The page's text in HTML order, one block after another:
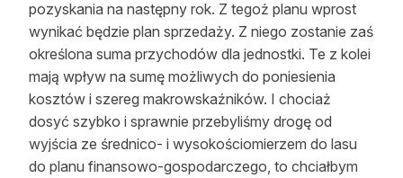
pozyskania na następny rok. Z tegoż planu wprost
wynikać będzie plan sprzedaży. Z niego zostanie zaś
określona suma przychodów dla jednostki. Te z kolei
mają wpływ na sumę możliwych do poniesienia
kosztów i szereg makrowskaźników. I chociaż
dosyć szybko i sprawnie przebyliśmy drogę od
wyjścia ze średnico- i wysokościomierzem do lasu
do planu finansowo-gospodarczego, to chciałbym